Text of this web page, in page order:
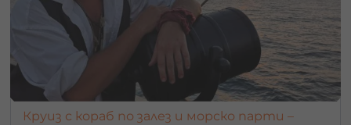
Круиз с кораб по залез и морско парти –